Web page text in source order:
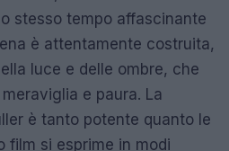
stesso tempo affascinante
è attentamente costruita,
luce e delle ombre, che
e paura. La
è tanto potente quanto le
film si esprime in modi